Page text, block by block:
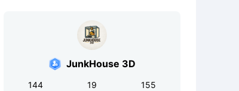
JunkHouse 3D
144
19
155